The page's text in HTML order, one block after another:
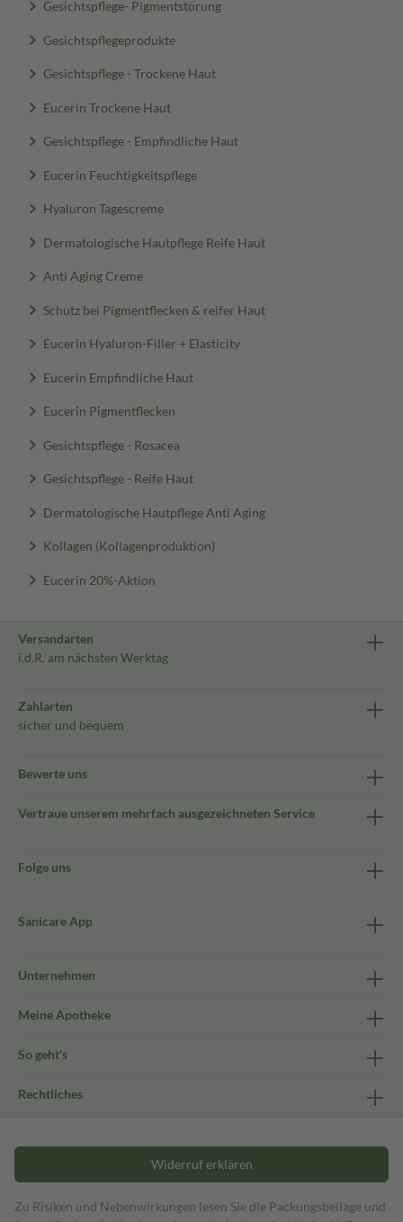
Gesichtspflege- Pigmentstörung
Gesichtspflegeprodukte
Gesichtspflege - Trockene Haut
Eucerin Trockene Haut
Gesichtspflege - Empfindliche Haut
Eucerin Feuchtigkeitspflege
Hyaluron Tagescreme
Dermatologische Hautpflege Reife Haut
Anti Aging Creme
Schutz bei Pigmentflecken & reifer Haut
Eucerin Hyaluron-Filler + Elasticity
Eucerin Empfindliche Haut
Eucerin Pigmentflecken
Gesichtspflege - Rosacea
Gesichtspflege - Reife Haut
Dermatologische Hautpflege Anti Aging
Kollagen (Kollagenproduktion)
Eucerin 20%-Aktion
Versandarten
i.d.R. am nächsten Werktag
Zahlarten
sicher und bequem
Bewerte uns
Vertraue unserem mehrfach ausgezeichneten Service
Folge uns
Sanicare App
Unternehmen
Meine Apotheke
So geht's
Rechtliches
Widerruf erklären
Zu Risiken und Nebenwirkungen lesen Sie die Packungsbeilage und